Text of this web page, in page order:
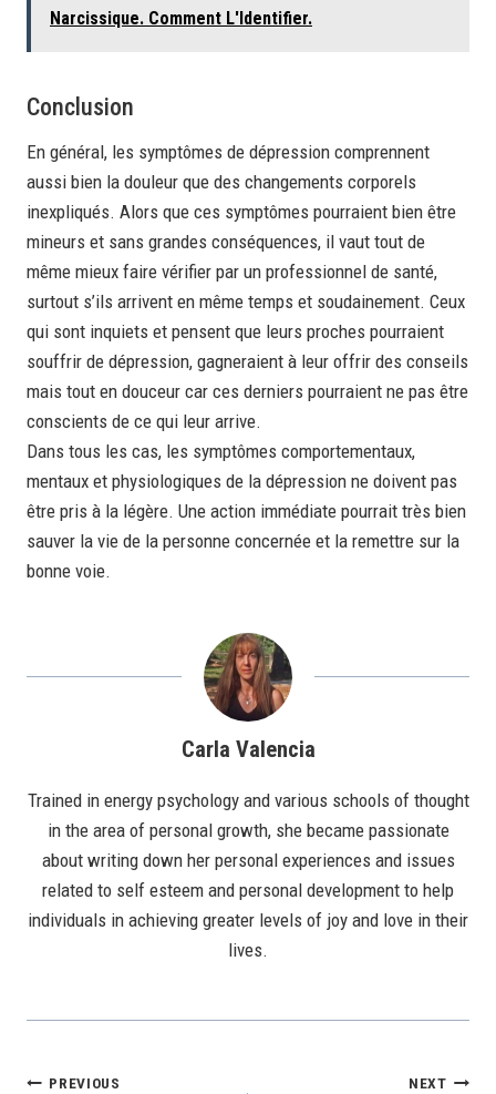
Narcissique. Comment L'Identifier.
Conclusion
En général, les symptômes de dépression comprennent
aussi bien la douleur que des changements corporels
inexpliqués. Alors que ces symptômes pourraient bien être
mineurs et sans grandes conséquences, il vaut tout de
même mieux faire vérifier par un professionnel de santé,
surtout s’ils arrivent en même temps et soudainement. Ceux
qui sont inquiets et pensent que leurs proches pourraient
souffrir de dépression, gagneraient à leur offrir des conseils
mais tout en douceur car ces derniers pourraient ne pas être
conscients de ce qui leur arrive.
Dans tous les cas, les symptômes comportementaux,
mentaux et physiologiques de la dépression ne doivent pas
être pris à la légère. Une action immédiate pourrait très bien
sauver la vie de la personne concernée et la remettre sur la
bonne voie.
Carla Valencia
Trained in energy psychology and various schools of thought
in the area of personal growth, she became passionate
about writing down her personal experiences and issues
related to self esteem and personal development to help
individuals in achieving greater levels of joy and love in their
lives.
PostPREVIOUS NEXT